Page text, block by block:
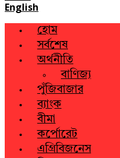
English
হোম
সর্বশেষ
অর্থনীতি
বাণিজ্য
পুঁজিবাজার
ব্যাংক
বীমা
কর্পোরেট
এগ্রিবিজনেস